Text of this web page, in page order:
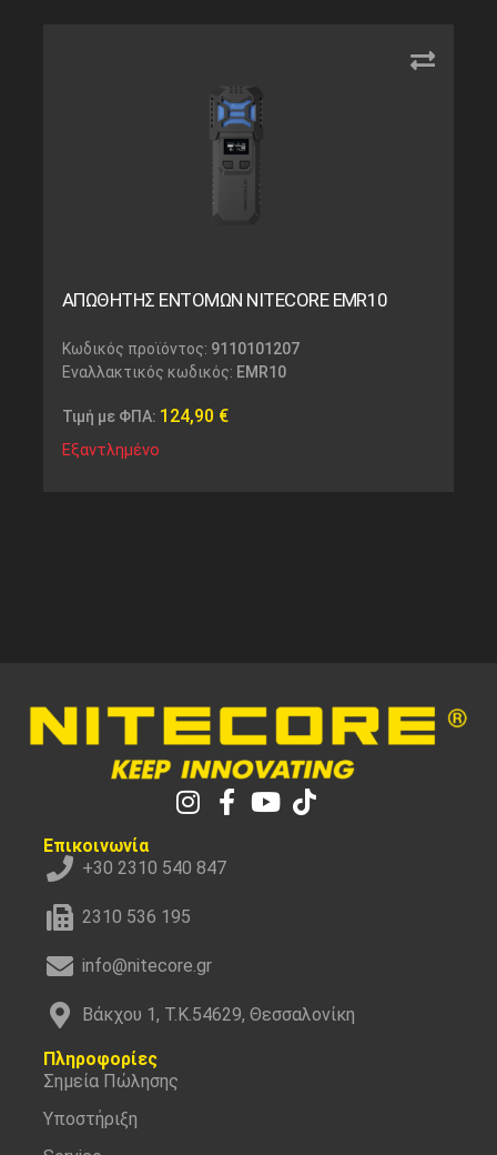
ΑΠΩΘΗΤΗΣ ΕΝΤΟΜΩΝ NITECORE EMR10
Κωδικός προϊόντος: 9110101207
Εναλλακτικός κωδικός: EMR10
Τιμή με ΦΠΑ: 124,90 €
Εξαντλημένο
Επικοινωνία
+30 2310 540 847
2310 536 195
info@nitecore.gr
Βάκχου 1, Τ.Κ.54629, Θεσσαλονίκη
Πληροφορίες
Σημεία Πώλησης
Υποστήριξη